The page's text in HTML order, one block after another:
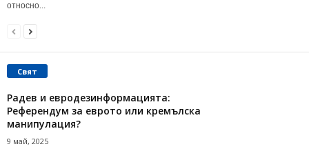
относно...
Свят
Радев и евродезинформацията:
Референдум за еврото или кремълска
манипулация?
9 май, 2025